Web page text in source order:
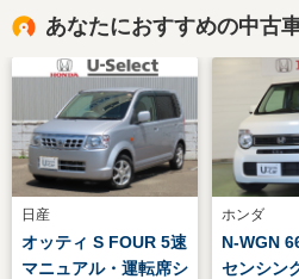
あなたにおすすめの中古
日産
オッティ S FOUR 5速
マニュアル・運転席シ
ホンダ
N-WGN
センシン